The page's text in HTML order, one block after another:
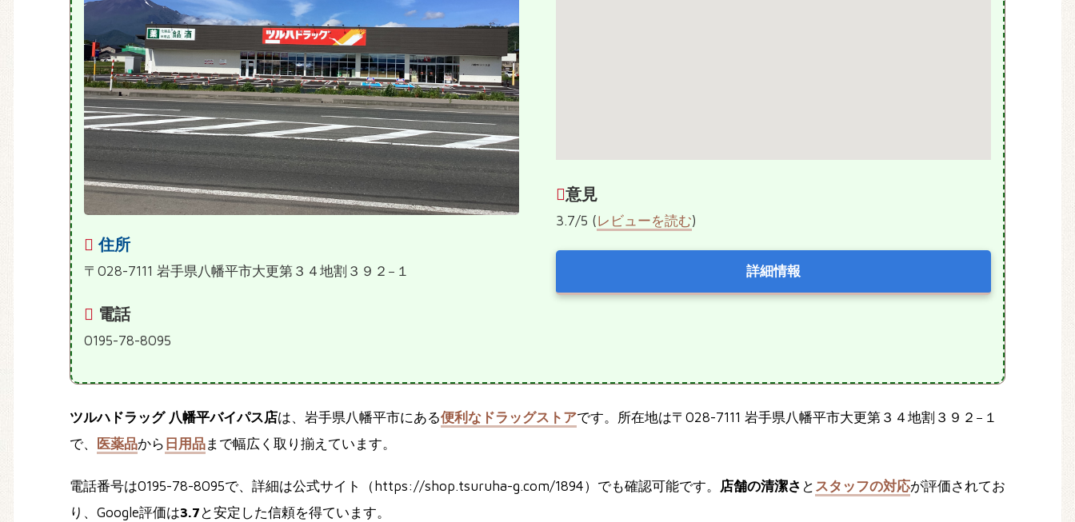
住所
〒028-7111 岩手県八幡平市大更第３４地割３９２−１
電話
0195-78-8095
意見
3.7/5 (レビューを読む)
詳細情報
ツルハドラッグ 八幡平バイパス店は、岩手県八幡平市にある便利なドラッグストアです。所在地は〒028-7111 岩手県八幡平市大更第３４地割３９２−１
で、
医薬品から 日用品まで幅広く取り揃えています。
電話番号は0195-78-8095で、詳細は公式サイト（https://shop.tsuruha-g.com/1894）でも確認可能です。 店舗の清潔さ と スタッフの対応が評価されてお
り、Google評価は3.7 と安定した信頼を得ています。